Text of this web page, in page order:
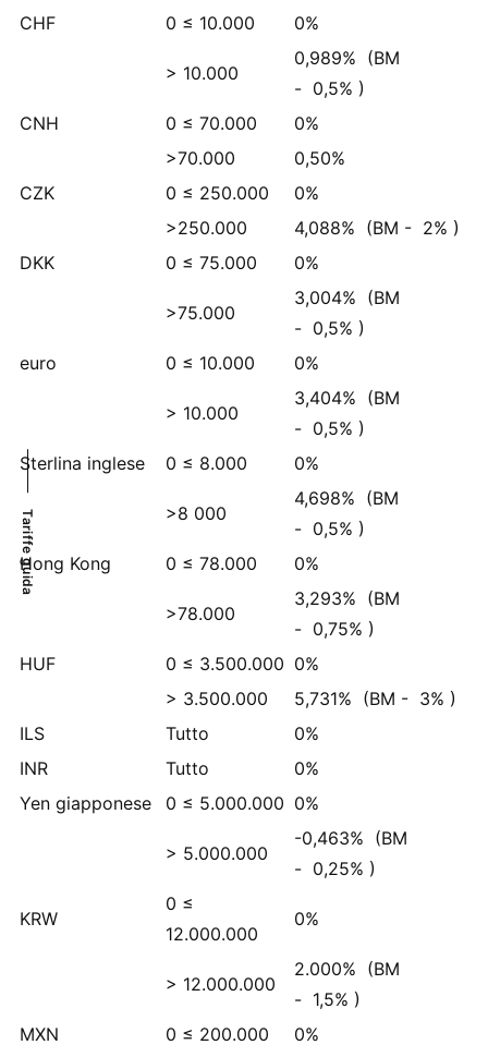
CHF
0 ≤ 10.000 0%
> 10.000
0,989% (BM
- 0,5% )
CNH
0 ≤ 70.000
0%
>70.000
0,50%
CZK
0 ≤ 250.000
0%
>250.000
4,088% (BM - 2% )
DKK
0 ≤ 75.000 0%
>75.000
3,004% (BM
- 0,5% )
euro
0 ≤ 10.000 0%
> 10.000
3,404% (BM
- 0,5% )
Sterlina inglese
0 ≤ 8.000 0%
>8 000
4,698% (BM
- 0,5% )
Hong Kong
0 ≤ 78.000 0%
>78.000
3,293% (BM
- 0,75% )
HUF
0 ≤ 3.500.000 0%
> 3.500.000
5,731% (BM - 3% )
ILS
Tutto
0%
INR
Tutto
0%
Yen giapponese
0 ≤ 5.000.000 0%
> 5.000.000
-0,463% (BM
- 0,25% )
KRW
0 ≤
12.000.000
0%
> 12.000.000
2.000% (BM
- 1,5% )
MXN
0 ≤ 200.000
0%
Tariffe guida